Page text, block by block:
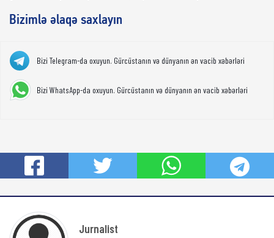
Bizimlə əlaqə saxlayın
Bizi Telegram-da oxuyun. Gürcüstanın və dünyanın ən vacib xəbərləri
Bizi WhatsApp-da oxuyun. Gürcüstanın və dünyanın ən vacib xəbərləri
Jurnalist